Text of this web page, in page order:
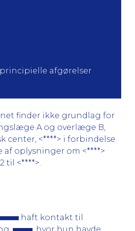
afgørelser
finder ikke grundlag for
A og overlæge B,
center, <****> i forbindelse
af oplysninger om <****>
til <****>.
haft kontakt til
, hvor hun havde